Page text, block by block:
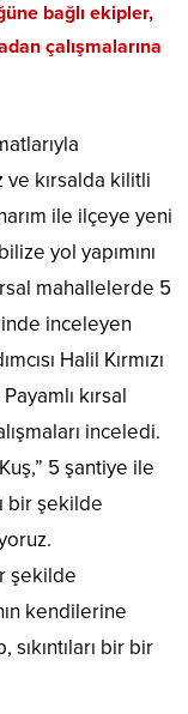
bağlı ekipler,
çalışmalarına
ve kırsalda kilitli
ile ilçeye yeni
yol yapımını
mahallelerde 5
inceleyen
Halil Kırmızı
kırsal
inceledi.
5 şantiye ile
bir şekilde
şekilde
kendilerine
bir bir